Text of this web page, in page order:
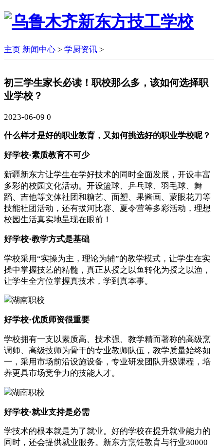
主页 新闻中心 > 学厨资讯 >
初三学生家长必读！职校那么多，该如何选择职
业学校？
2023-06-09 0
什么样才是好的职业教育，又如何挑选好的职业学校呢？
好学校·素质教育不可少
新疆新东方让学生在学好技术的同时全面发展，开设丰富
多彩的校园文化活动。开设篮球、乒乓球、羽毛球、舞
蹈、吉他等文体社团和糖艺、面塑、果酱画、蒙眼花刀等
技能社团活动，还有拔河比赛、夏令营等多彩活动，理想
校园生活真实地呈现在眼前！
好学校·教学方式是基础
学校采用“实操为主，理论为辅”的教学模式，让学生在实
操中掌握技艺的精髓，真正从授之以鱼转化为授之以渔，
让学生全方位掌握真技术，学到真本事。
好学校·优质师资很重要
学校拥有一支以素质高、技术强、教学精而著称的高级烹
调师、高级技师为骨干的专业教师队伍，教学质量始终如
一，采用市场前沿设施设备，专业研发团队升级课程，培
养更具市场竞争力的技能人才。
好学校·就业支持是必需
学技术的根本就是为了就业。好的学校在提升就业能力的
同时，还会提供就业服务。新东方烹饪教育与行业30000